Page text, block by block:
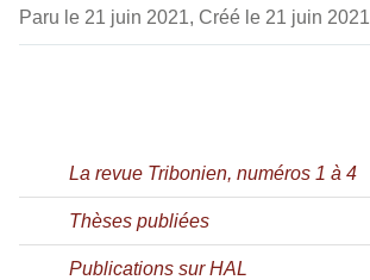
Paru le 21 juin 2021, Créé le 21 juin 2021
La revue Tribonien, numéros 1 à 4
Thèses publiées
Publications sur HAL